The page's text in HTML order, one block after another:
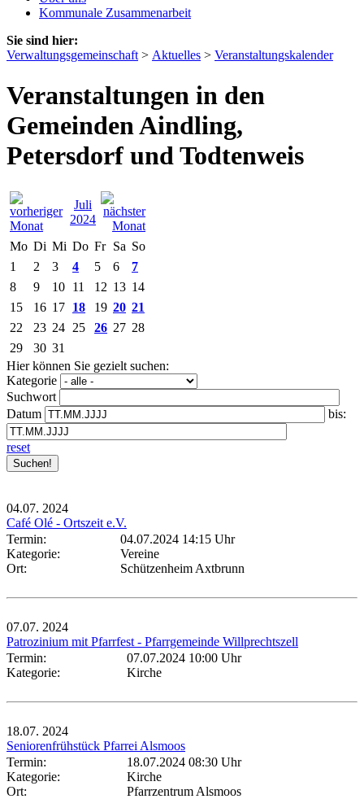
Kommunale Zusammenarbeit
Sie sind hier:
Verwaltungsgemeinschaft > Aktuelles > Veranstaltungskalender
Veranstaltungen in den
Gemeinden Aindling,
Petersdorf und Todtenweis
Juli
2024
Mo Di Mi Do Fr Sa So
1
2 3 4 5 6
7
8
9 10 11 12 13 14
15
16 17 18 19 20 21
22
23 24 25 26 27 28
29
30 31
Hier können Sie gezielt suchen:
Kategorie
Suchwort
Datum
bis:
reset
04.07. 2024
Café Olé - Ortszeit e.V.
Termin:
04.07.2024 14:15 Uhr
Kategorie:
Vereine
Ort:
Schützenheim Axtbrunn
07.07. 2024
Patrozinium mit Pfarrfest - Pfarrgemeinde Willprechtszell
Termin:
07.07.2024 10:00 Uhr
Kategorie:
Kirche
18.07. 2024
Seniorenfrühstück Pfarrei Alsmoos
Termin:
18.07.2024 08:30 Uhr
Kategorie:
Kirche
Ort:
Pfarrzentrum Alsmoos